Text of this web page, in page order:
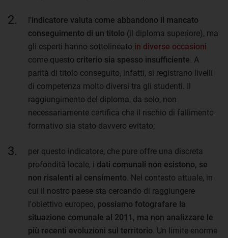
l'indicatore valuta come abbandono il mancato
conseguimento di un titolo (il diploma superiore), ma
gli esperti hanno sottolineato in diverse occasioni
come questo criterio sia spesso insufficiente . A
parità di titolo conseguito, infatti, si registrano livelli
di competenza molto diversi tra gli studenti. Il
raggiungimento del diploma, da solo, non
necessariamente certifica che il rischio di fallimento
formativo sia stato davvero evitato;
per questo indicatore, che pure offre una discreta
profondità locale, i dati comunali non esistono, se
non risalenti al censimento . Nel contesto attuale, in
cui il nostro paese sta cercando di raggiungere
l'obiettivo europeo, possiamo fotografare la
situazione comunale al 2011, ma non analizzare le
più recenti evoluzioni sul territorio . Un limite enorme